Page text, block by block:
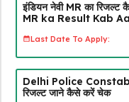
इंडियन नेवी MR का
MR ka Result Kab
Last Date To Apply:
Delhi Police
रिजल्ट जाने कैसे करें चेक